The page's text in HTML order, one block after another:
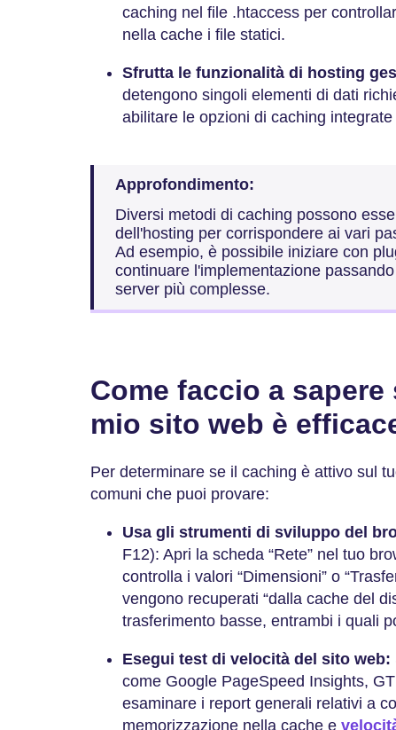
caching nel file .htaccess per
nella cache i file statici.
Sfrutta le funzionalità di hosting
detengono singoli elementi di dati
abilitare le opzioni di caching
Approfondimento:
Diversi metodi di caching possono
dell'hosting per corrispondere ai vari
Ad esempio, è possibile iniziare con
continuare l'implementazione
server più complesse.
Come faccio a
mio sito web è
Per determinare se il caching è attivo sul
comuni che puoi provare:
Usa gli strumenti di sviluppo del
F12): Apri la scheda “Rete” nel tuo
controlla i valori “Dimensioni” o
vengono recuperati “dalla cache del
trasferimento basse, entrambi i quali
Esegui test di velocità del sito web:
come Google PageSpeed Insights,
esaminare i report generali relativi a
memorizzazione nella cache e